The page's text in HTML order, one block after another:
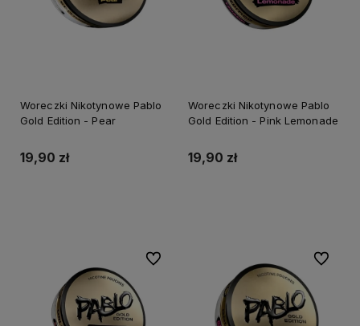
Woreczki Nikotynowe Pablo
Gold Edition - Pear
19,90 zł
Woreczki Nikotynowe Pablo
Gold Edition - Pink Lemonade
19,90 zł
Do ulubionych Do